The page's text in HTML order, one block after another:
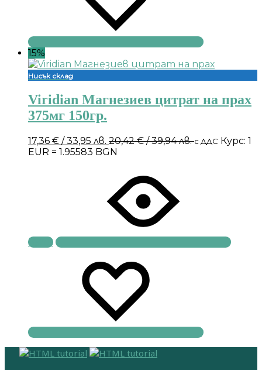
15%
Нисък склад
Viridian Магнезиев цитрат на прах
375мг 150гр.
17,36 € / 33,95 лв. 20,42€/ 39,94 лв.с ДДС Курс: 1
EUR = 1.95583 BGN
Купи